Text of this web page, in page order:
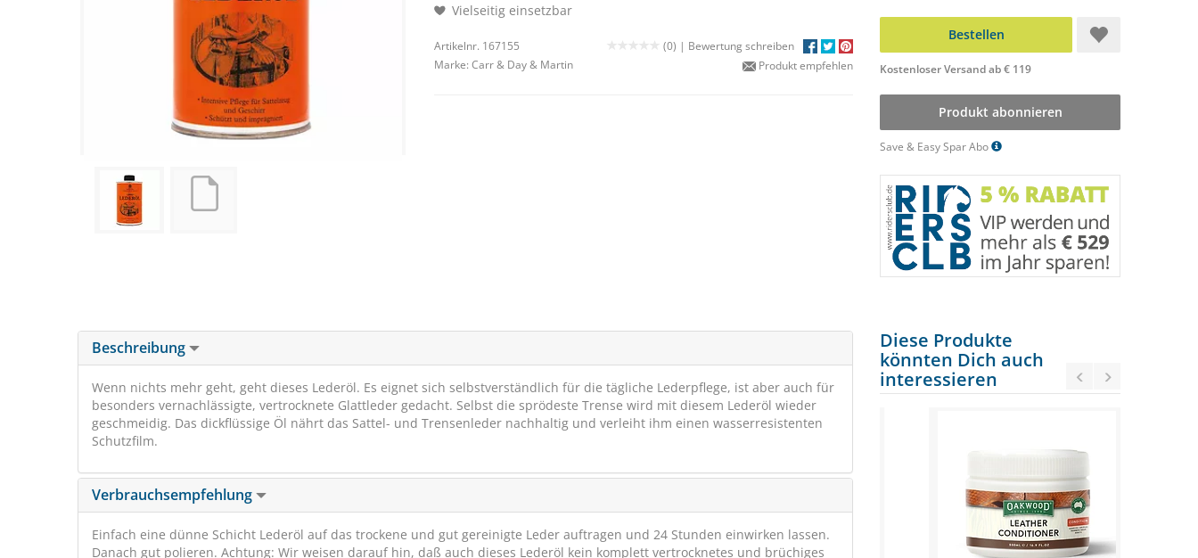
Vielseitig einsetzbar
Artikelnr. 167155 (0) | Bewertung schreiben
Marke: Carr & Day & Martin Produkt empfehlen
Bestellen
Kostenloser Versand ab € 119
Produkt abonnieren
Save & Easy Spar Abo
Beschreibung
Wenn nichts mehr geht, geht dieses Lederöl. Es eignet sich selbstverständlich für die tägliche Lederpflege, ist aber auch für
besonders vernachlässigte, vertrocknete Glattleder gedacht. Selbst die sprödeste Trense wird mit diesem Lederöl wieder
geschmeidig. Das dickflüssige Öl nährt das Sattel- und Trensenleder nachhaltig und verleiht ihm einen wasserresistenten
Schutzfilm.
Verbrauchsempfehlung
Einfach eine dünne Schicht Lederöl auf das trockene und gut gereinigte Leder auftragen und 24 Stunden einwirken lassen.
Danach gut polieren. Achtung: Wir weisen darauf hin, daß auch dieses Lederöl kein komplett vertrocknetes und brüchiges
Diese Produkte
könnten Dich auch
interessieren